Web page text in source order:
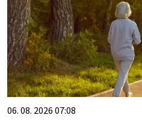
06. 08. 2026 07:08